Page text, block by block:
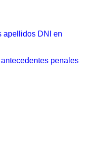
apellidos DNI en
penales